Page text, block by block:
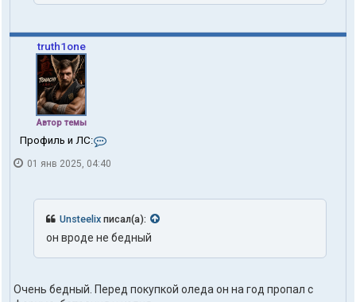
truth1one
Автор темы
Профиль и ЛС:
н
к
т
п
з
01 янв 2025, 04:40
Unsteelix писал(а):
он вроде не бедный
Очень бедный. Перед покупкой оледа он на год пропал с